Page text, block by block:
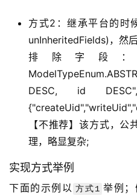
方式2：继承平台的时
unInheritedFields)，然
排除字段：
DESC, id
【不推荐】该方式，
理，略显复杂;
实现方式举例
下面的示例以 方式1 举例；